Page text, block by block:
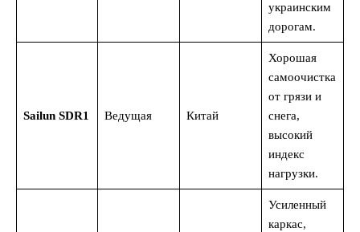
украинским
дорогам.
Sailun SDR1 Ведущая Китай
Хорошая
самоочистка
от грязи и
снега,
высокий
индекс
нагрузки.
Усиленный
каркас,